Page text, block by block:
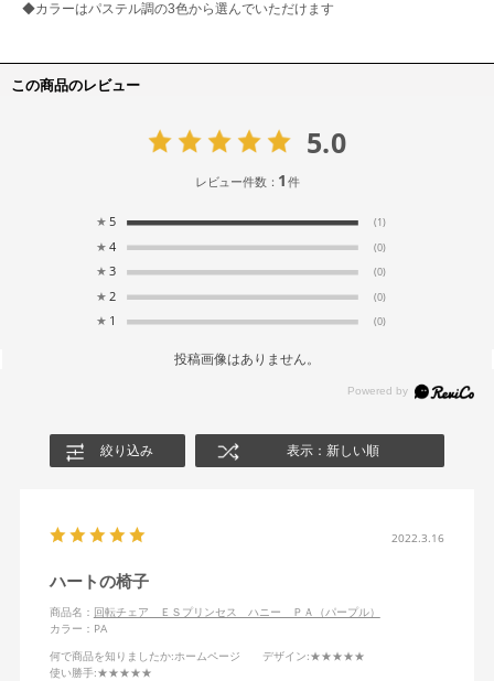
◆カラーはパステル調の3色から選んでいただけます
この商品のレビュー
5.0
レビュー件数： 1件
★ 5 (1)
★ 4 (0)
★ 3 (0)
★ 2 (0)
★ 1 (0)
投稿画像はありません。
絞り込み 表示：新しい順
2022.3.16
ハートの椅子
商品名： 回転チェア ＥＳプリンセス ハニー ＰＡ（パープル）
カラー：PA
何で商品を知りましたか:ホームページ デザイン:★★★★★
使い勝手:★★★★★